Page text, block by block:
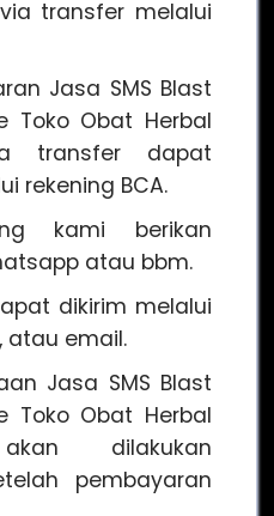
transfer melalui
Jasa SMS Blast
Toko Obat Herbal
transfer dapat
rekening BCA.
kami berikan
atau bbm.
dikirim melalui
atau email.
Jasa SMS Blast
Toko Obat Herbal
dilakukan
pembayaran